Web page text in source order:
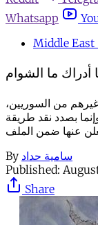
Whatsapp
Middle
ما الشوام
من السوريين،
بصدد نقد طريقة
By سامية حداد
Published:
Share